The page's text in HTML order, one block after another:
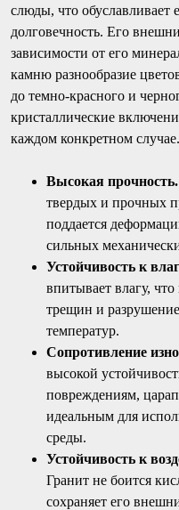
слюды, что обуславливает
долговечность. Его
зависимости от его
камню разнообразие
до темно-красного и
кристаллические
каждом конкретном случае.
Высокая прочность.
твердых и прочных
поддается
сильных
Устойчивость к
впитывает влагу,
трещин и
температур.
Сопротивление
высокой
повреждениям,
идеальным для
среды.
Устойчивость к
Гранит не боится
сохраняет его